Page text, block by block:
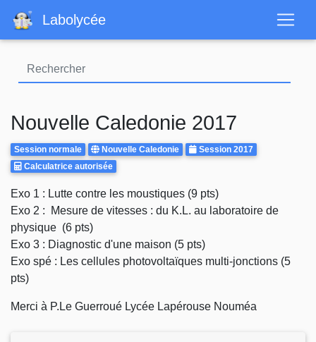
contenu
Labolycée
Nouvelle Caledonie 2017
Rattrapages
Session normale
Centre
d'examen
Nouvelle Caledonie Annee
Session 2017
Calculatrice
Calculatrice autorisée
Body
Exo 1 : Lutte contre les moustiques (9 pts)
Exo 2 : Mesure de vitesses : du K.L. au laboratoire de
physique (6 pts)
Exo 3 : Diagnostic d'une maison (5 pts)
Exo spé : Les cellules photovoltaïques multi-jonctions (5
pts)
Merci à P.Le Guerroué Lycée Lapérouse Nouméa